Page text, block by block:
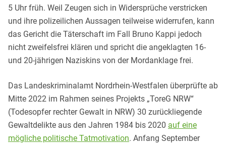
5 Uhr früh. Weil Zeugen sich in Widersprüche verstricken
und ihre polizeilichen Aussagen teilweise widerrufen, kann
das Gericht die Täterschaft im Fall Bruno Kappi jedoch
nicht zweifelsfrei klären und spricht die angeklagten 16-
und 20-jährigen Naziskins von der Mordanklage frei.
Das Landeskriminalamt Nordrhein-Westfalen überprüfte ab
Mitte 2022 im Rahmen seines Projekts „ToreG NRW“
(Todesopfer rechter Gewalt in NRW) 30 zurückliegende
Gewaltdelikte aus den Jahren 1984 bis 2020 auf eine
mögliche politische Tatmotivation. Anfang September